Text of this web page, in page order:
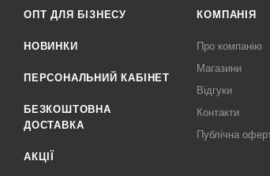
ОПТ ДЛЯ БІЗНЕСУ
НОВИНКИ
ПЕРСОНАЛЬНИЙ КАБІНЕТ
БЕЗКОШТОВНА
ДОСТАВКА
АКЦІЇ
КОМПАНІЯ
Про компанію
Магазини
Відгуки
Контакти
Публічна